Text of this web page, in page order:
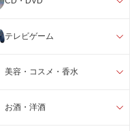
テレビゲーム
美容・コスメ・香水
お酒・洋酒